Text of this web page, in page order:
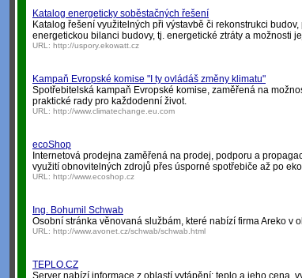
Katalog energeticky soběstačných řešení
Katalog řešení využitelných při výstavbě či rekonstrukci
energetickou bilanci budovy, tj. energetické ztráty a možnosti
URL: http://uspory.ekowatt.cz
Kampaň Evropské komise "I ty ovládáš změny klimatu"
Spotřebitelská kampaň Evropské komise, zaměřená na
praktické rady pro každodenní život.
URL: http://www.climatechange.eu.com
ecoShop
Internetová prodejna zaměřená na prodej, podporu a
využití obnovitelných zdrojů přes úsporné spotřebiče až po
URL: http://www.ecoshop.cz
Ing. Bohumil Schwab
Osobní stránka věnovaná službám, které nabízí firma Areko v
URL: http://www.avonet.cz/schwab/schwab.html
TEPLO.CZ
Server nabízí informace z oblastí vytápění: teplo a jeho cena,